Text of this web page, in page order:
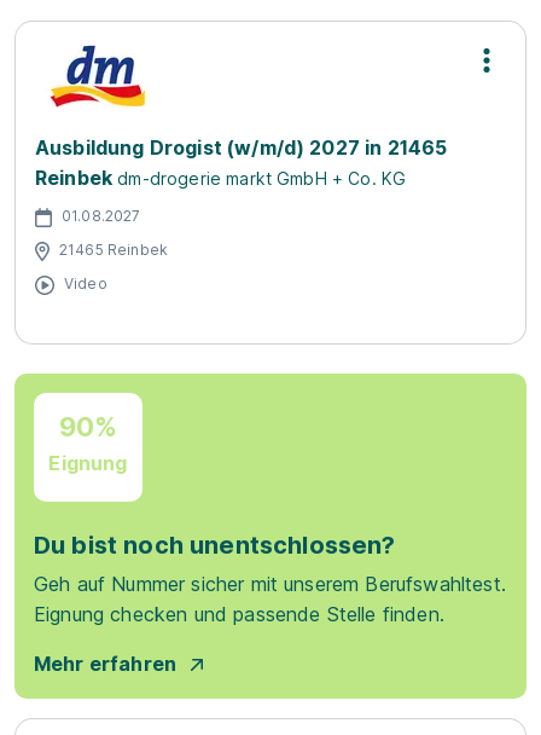
Ausbildung Drogist (w/m/d) 2027 in 21465
Reinbek dm-drogerie markt GmbH + Co. KG
01.08.2027
21465 Reinbek
Video
90%
Eignung
Du bist noch unentschlossen?
Geh auf Nummer sicher mit unserem Berufswahltest.
Eignung checken und passende Stelle finden.
Mehr erfahren